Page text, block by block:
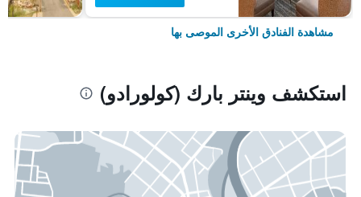
مشاهدة الفنادق الأخرى الموصى بها
استكشف وينتر بارك (كولورادو)